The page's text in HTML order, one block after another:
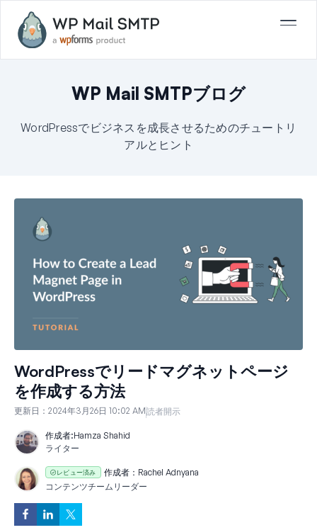
WP Mail SMTPブログ
WordPressでビジネスを成長させるためのチュートリ
アルとヒント
WordPressでリードマグネットページ
を作成する方法
更新日： 2024年3月26日 10:02 AM読者開示
作成者:Hamza Shahid
ライター
レビュー済み 作成者： Rachel Adnyana
コンテンツチームリーダー